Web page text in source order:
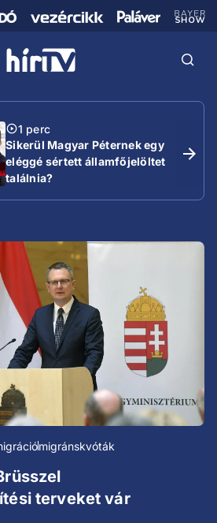
1 perc
Sikerül Magyar Péternek egy
eléggé sértett államfőjelöltet
találnia?
migránskvóták
terveket vár